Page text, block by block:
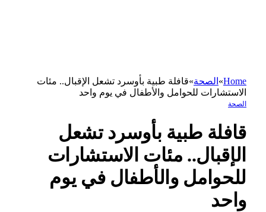
Home
» الصحة»قافلة طبية بأوسرد تشعل الإقبال.. مئات
الاستشارات للحوامل والأطفال في يوم واحد
الصحة
قافلة طبية بأوسرد تشعل
الإقبال.. مئات الاستشارات
للحوامل والأطفال في يوم
واحد